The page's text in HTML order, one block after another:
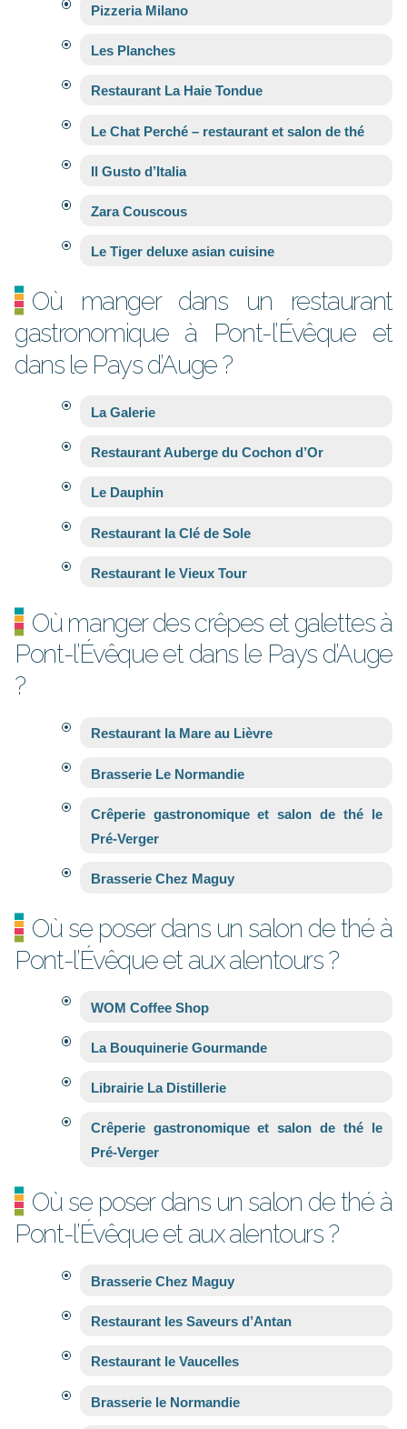
Pizzeria Milano
Les Planches
Restaurant La Haie Tondue
Le Chat Perché – restaurant et salon de thé
Il Gusto d’Italia
Zara Couscous
Le Tiger deluxe asian cuisine
Où manger dans un restaurant
gastronomique à Pont-l’Évêque et
dans le Pays d’Auge ?
La Galerie
Restaurant Auberge du Cochon d’Or
Le Dauphin
Restaurant la Clé de Sole
Restaurant le Vieux Tour
Où manger des crêpes et galettes à
Pont-l’Évêque et dans le Pays d’Auge
?
Restaurant la Mare au Lièvre
Brasserie Le Normandie
Crêperie gastronomique et salon de thé le
Pré-Verger
Brasserie Chez Maguy
Où se poser dans un salon de thé à
Pont-l’Évêque et aux alentours ?
WOM Coffee Shop
La Bouquinerie Gourmande
Librairie La Distillerie
Crêperie gastronomique et salon de thé le
Pré-Verger
Où se poser dans un salon de thé à
Pont-l’Évêque et aux alentours ?
Brasserie Chez Maguy
Restaurant les Saveurs d’Antan
Restaurant le Vaucelles
Brasserie le Normandie